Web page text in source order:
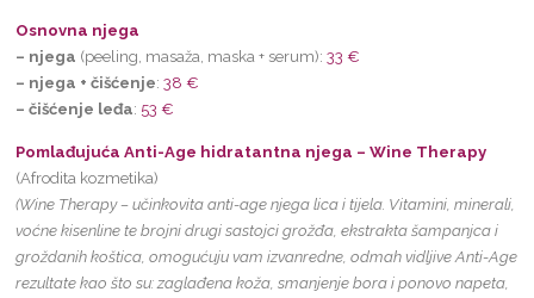
Osnovna njega
– njega (peeling, masaža, maska + serum):33 €
– njega + čišćenje:38 €
– čišćenje leđa: 53 €
Pomlađujuća Anti-Age hidratantna njega – Wine Therapy
(Afrodita kozmetika)
(Wine Therapy – učinkovita anti-age njega lica i tijela. Vitamini, minerali,
voćne kisenline te brojni drugi sastojci grožđa, ekstrakta šampanjca i
groždanih koštica, omogućuju vam izvanredne, odmah vidljive Anti-Age
rezultate kao što su: zaglađena koža, smanjenje bora i ponovo napeta,